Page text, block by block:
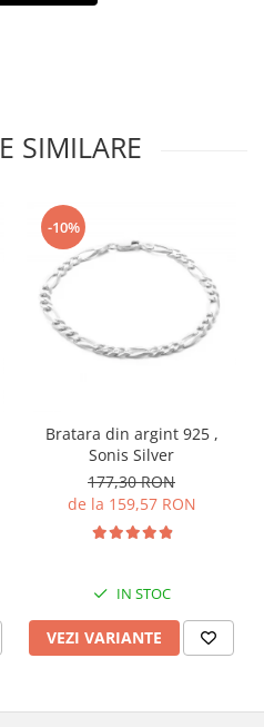
SIMILARE
-10%
Bratara din argint 925 ,
Sonis Silver
177,30 RON
de la 159,57 RON
IN STOC
VEZI VARIANTE